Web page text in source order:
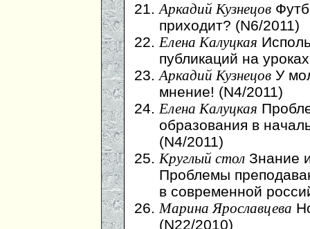
Аркадий Кузнецов
приходит? (N6/2011)
Елена Калуцкая
публикаций на
Аркадий Кузнецов У
мнение! (N4/2011)
Елена Калуцкая
образования в
(N4/2011)
Круглый стол Знание
Проблемы
в современной
Марина Ярославцева
(N22/2010)